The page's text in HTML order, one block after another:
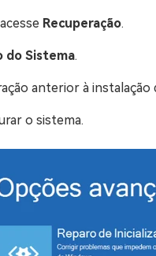
Recuperação.
do Sistema.
anterior à instalação
o sistema.